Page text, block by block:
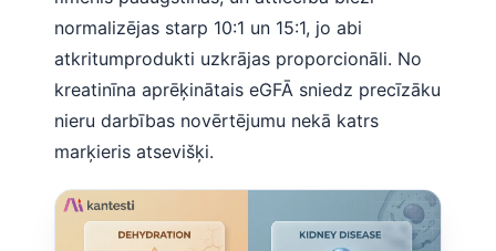
normalizējas starp 10:1 un 15:1, jo abi
atkritumprodukti uzkrājas proporcionāli. No
kreatinīna aprēķinātais eGFĀ sniedz precīzāku
nieru darbības novērtējumu nekā katrs
marķieris atsevišķi.